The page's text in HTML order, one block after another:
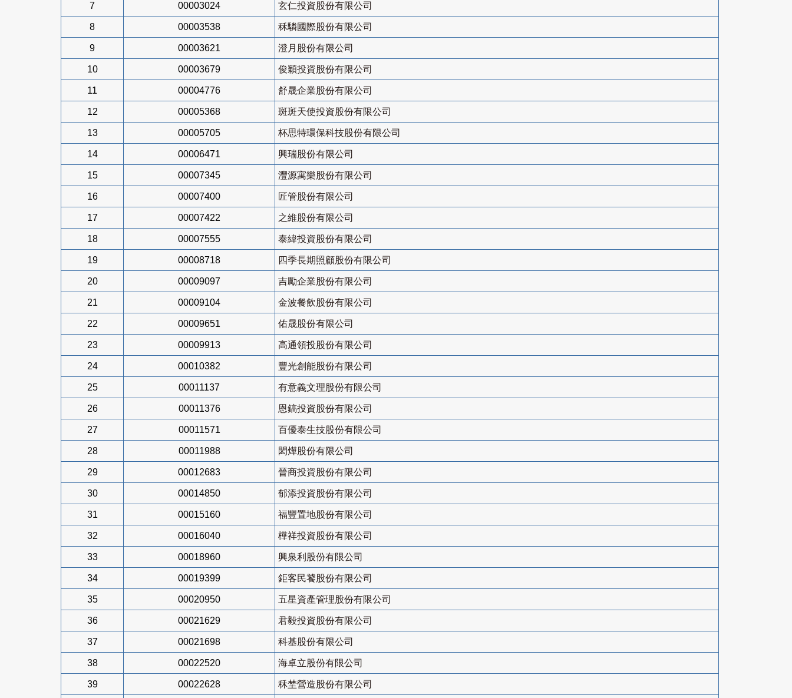
7 00003024 玄仁投資股份有限公司
8 00003538 秝驎國際股份有限公司
9 00003621 澄月股份有限公司
10 00003679 俊穎投資股份有限公司
11 00004776 舒晟企業股份有限公司
12 00005368 斑斑天使投資股份有限公司
13 00005705 杯思特環保科技股份有限公司
14 00006471 興瑞股份有限公司
15 00007345 灃源寓樂股份有限公司
16 00007400 匠管股份有限公司
17 00007422 之維股份有限公司
18 00007555 泰緯投資股份有限公司
19 00008718 四季長期照顧股份有限公司
20 00009097 吉勵企業股份有限公司
21 00009104 金波餐飲股份有限公司
22 00009651 佑晟股份有限公司
23 00009913 高通領投股份有限公司
24 00010382 豐光創能股份有限公司
25 00011137 有意義文理股份有限公司
26 00011376 恩鎬投資股份有限公司
27 00011571 百優泰生技股份有限公司
28 00011988 閎燁股份有限公司
29 00012683 晉商投資股份有限公司
30 00014850 郁添投資股份有限公司
31 00015160 福豐置地股份有限公司
32 00016040 樺祥投資股份有限公司
33 00018960 興泉利股份有限公司
34 00019399 鉅客民饕股份有限公司
35 00020950 五星資產管理股份有限公司
36 00021629 君毅投資股份有限公司
37 00021698 科基股份有限公司
38 00022520 海卓立股份有限公司
39 00022628 秝埜營造股份有限公司